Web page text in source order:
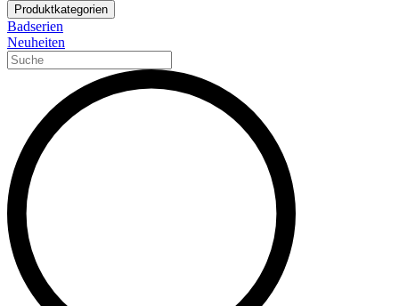
Produktkategorien
Badserien
Neuheiten